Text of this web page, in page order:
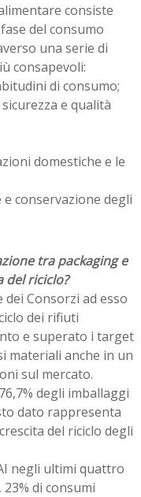
consiste
del consumo
una serie di
consapevoli:
di consumo;
e qualità
domestiche e le
conservazione degli
tra packaging e
del riciclo?
Consorzi ad esso
dei rifiuti
e superato i target
materiali anche in un
sul mercato.
degli imballaggi
dato rappresenta
del riciclo degli
negli ultimi quattro
di consumi